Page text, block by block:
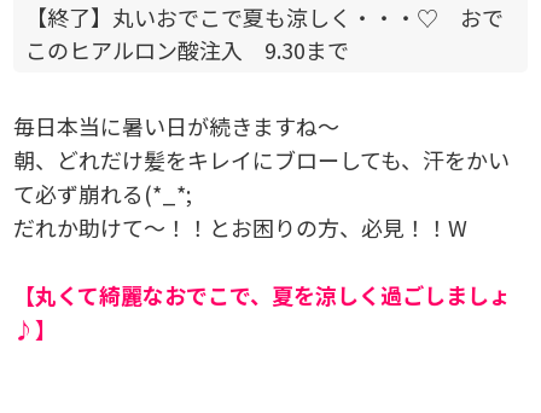
【終了】丸いおでこで夏も涼しく・・・♡ おで
このヒアルロン酸注入 9.30まで
毎日本当に暑い日が続きますね～
朝、どれだけ髪をキレイにブローしても、汗をかい
て必ず崩れる(*_*;
だれか助けて～！！とお困りの方、必見！！W
【丸くて綺麗なおでこで、夏を涼しく過ごしましょ
♪】